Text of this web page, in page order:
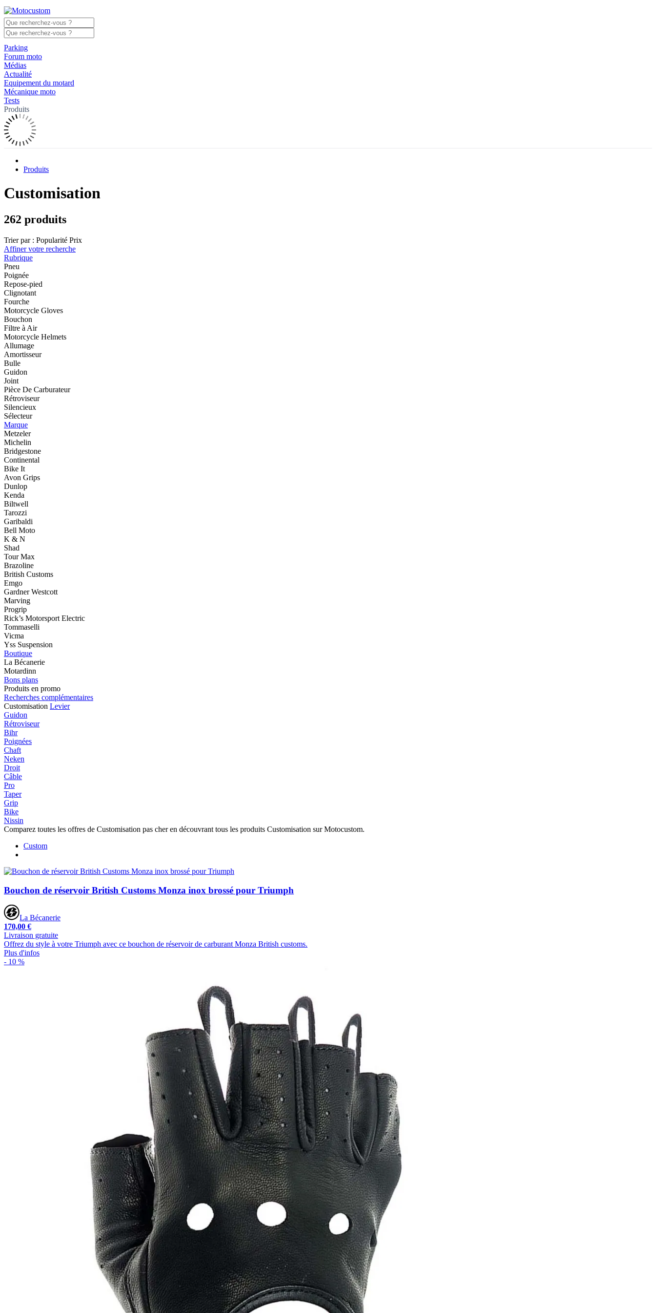
Parking
Forum moto
Médias
Actualité
Equipement du motard
Mécanique moto
Tests
Produits
Produits
Customisation
262 produits
Trier par : Popularité Prix
Affiner votre recherche
Rubrique
Pneu
Poignée
Repose-pied
Clignotant
Fourche
Motorcycle Gloves
Bouchon
Filtre à Air
Motorcycle Helmets
Allumage
Amortisseur
Bulle
Guidon
Joint
Pièce De Carburateur
Rétroviseur
Silencieux
Sélecteur
Marque
Metzeler
Michelin
Bridgestone
Continental
Bike It
Avon Grips
Dunlop
Kenda
Biltwell
Tarozzi
Garibaldi
Bell Moto
K & N
Shad
Tour Max
Brazoline
British Customs
Emgo
Gardner Westcott
Marving
Progrip
Rick’s Motorsport Electric
Tommaselli
Vicma
Yss Suspension
Boutique
La Bécanerie
Motardinn
Bons plans
Produits en promo
Recherches complémentaires
Customisation Levier
Guidon
Rétroviseur
Bihr
Poignées
Chaft
Neken
Droit
Câble
Pro
Taper
Grip
Bike
Nissin
Comparez toutes les offres de Customisation pas cher en découvrant tous les produits Customisation sur Motocustom.
Custom
Bouchon de réservoir British Customs Monza inox brossé pour Triumph
La Bécanerie
170,00 €
Livraison gratuite
Offrez du style à votre Triumph avec ce bouchon de réservoir de carburant Monza British customs.
Plus d'infos
- 10 %